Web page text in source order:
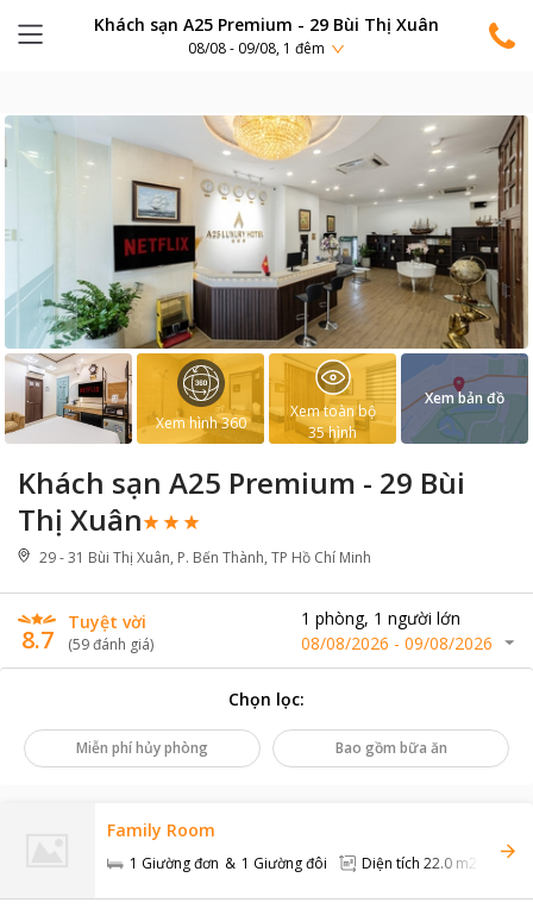
Khách sạn A25 Premium - 29 Bùi Thị Xuân
08/08 - 09/08, 1 đêm
Khách sạn A25 Premium - 29 Bùi
Thị Xuân
29 - 31 Bùi Thị Xuân, P. Bến Thành, TP Hồ Chí Minh
8.7
Tuyệt vời
(59đánh giá)
1 phòng, 1 người lớn
08/08/2026 - 09/08/2026
Xem hình 360
Xem toàn bộ
35hình
Xem bản đồ
Chọn lọc:
Miễn phí hủy phòng Bao gồm bữa ăn
Family Room
1 Giường đơn 1 Giường đôi Diện tích 22.0 m2